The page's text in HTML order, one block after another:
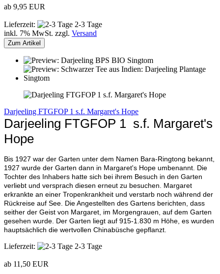
ab 9,95 EUR
Lieferzeit:
2-3 Tage
inkl. 7% MwSt. zzgl. Versand
Zum Artikel
Darjeeling FTGFOP 1 s.f. Margaret's Hope
Darjeeling FTGFOP 1 s.f. Margaret's
Hope
Bis 1927 war der Garten unter dem Namen Bara-Ringtong bekannt,
1927 wurde der Garten dann in Margaret's Hope umbenannt. Die
Tochter des Inhabers hatte sich bei ihrem Besuch in den Garten
verliebt und versprach diesen erneut zu besuchen. Margaret
erkrankte an einer Tropenkrankheit und verstarb noch während der
Rückreise auf See. Die Angestellten des Gartens berichten, dass
seither der Geist von Margaret, im Morgengrauen, auf dem Garten
gesehen wurde. Der Garten liegt auf 915-1.830 m Höhe, es wurden
hauptsächlich die wertvollen Chinabüsche gepflanzt.
Lieferzeit: 2-3 Tage
ab 11,50 EUR